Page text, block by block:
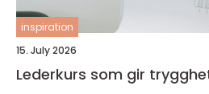
inspiration
15. July 2026
Lederkurs som gir